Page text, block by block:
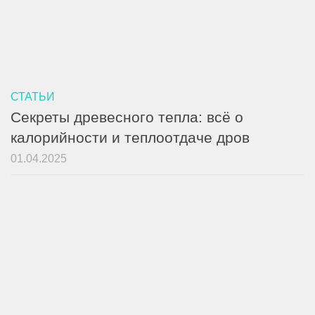
СТАТЬИ
Секреты древесного тепла: всё о
калорийности и теплоотдаче дров
01.04.2025